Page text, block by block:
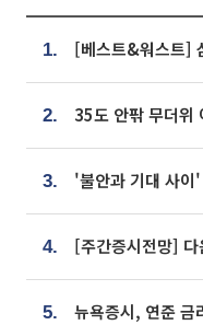
1.
2.
3.
4.
5.